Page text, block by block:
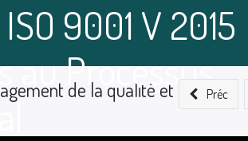
9001 V 2015
au Processus
de la qualité et
Préc